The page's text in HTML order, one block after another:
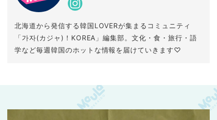
北海道から発信する韓国LOVERが集まるコミュニティ
「가자(カジャ)！KOREA」編集部。文化・食・旅行・語
学など毎週韓国のホットな情報を届けていきます♡